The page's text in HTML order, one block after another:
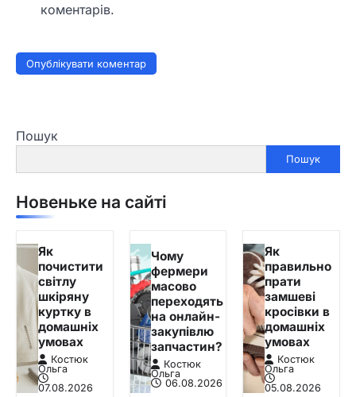
коментарів.
Пошук
Пошук
Новеньке на сайті
Як
почистити
світлу
шкіряну
куртку в
домашніх
умовах
Костюк
Ольга
07.08.2026
Чому
фермери
масово
переходять
на онлайн-
закупівлю
запчастин?
Костюк
Ольга
06.08.2026
Як
правильно
прати
замшеві
кросівки в
домашніх
умовах
Костюк
Ольга
05.08.2026